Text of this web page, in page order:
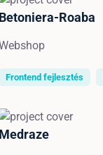
Betoniera-Roaba
Frontend fejlesztés
Medraze